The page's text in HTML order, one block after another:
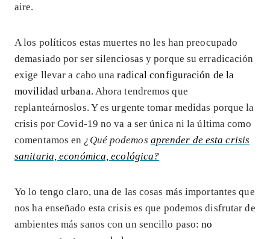
aire.
A los políticos estas muertes no les han preocupado
demasiado por ser silenciosas y porque su erradicación
exige llevar a cabo unaradical configuración de la
movilidad urbana. Ahora tendremos que
replanteárnoslos. Y es urgente tomar medidas porque la
crisis por Covid-19 no va a ser única ni la última como
comentamos en ¿Qué podemos aprender de esta crisis
sanitaria, económica, ecológica?
Yo lo tengo claro, una de las cosas más importantes que
nos ha enseñado esta crisis es que podemos disfrutar de
ambientes más sanos con un sencillo paso:no